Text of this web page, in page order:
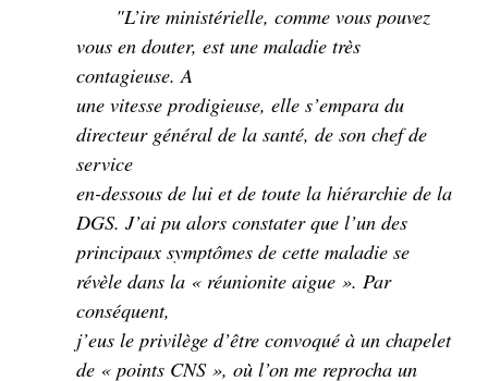
"L’ire ministérielle, comme vous pouvez
vous en douter, est une maladie très
contagieuse. A
une vitesse prodigieuse, elle s’empara du
directeur général de la santé, de son chef de
service
en-dessous de lui et de toute la hiérarchie de la
DGS. J’ai pu alors constater que l’un des
principaux symptômes de cette maladie se
révèle dans la « réunionite aigue ». Par
conséquent,
j’eus le privilège d’être convoqué à un chapelet
de « points CNS », où l’on me reprocha un